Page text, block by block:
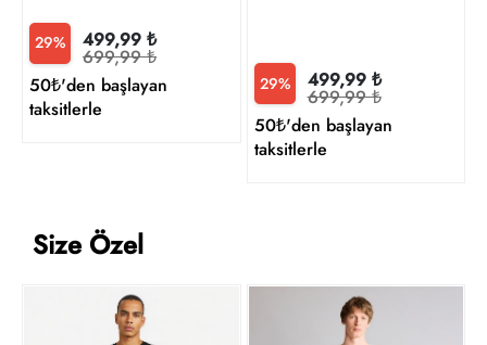
29% 499,99 ₺
699,99 ₺
50₺'den başlayan
taksitlerle
29% 499,99 ₺
699,99 ₺
50₺'den başlayan
taksitlerle
Size Özel